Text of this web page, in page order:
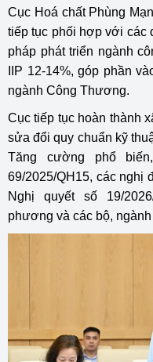
Cục Hoá chất Phùng
tiếp tục phối hợp với các
pháp phát triển ngành
IIP 12-14%, góp phần
ngành Công Thương.
Cục tiếp tục hoàn thành
sửa đổi quy chuẩn kỹ
Tăng cường phổ
69/2025/QH15, các nghị
Nghị quyết số 19/
phương và các bộ,